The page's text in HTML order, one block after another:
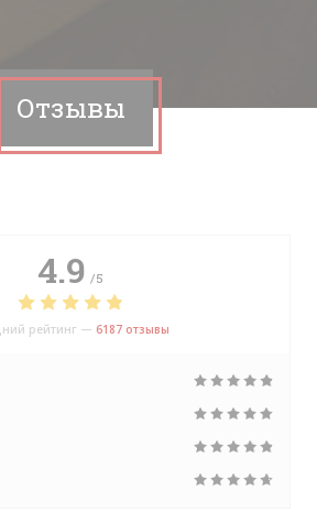
Отзывы
4.9 /5
рейтинг — 6187 отзывы